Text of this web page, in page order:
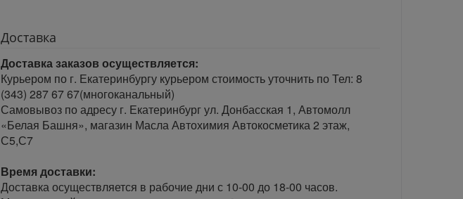
Доставка
Доставка заказов осуществляется:
Курьером по г. Екатеринбургу курьером стоимость уточнить по Тел: 8
(343) 287 67 67(многоканальный)
Самовывоз по адресу г. Екатеринбург ул. Донбасская 1, Автомолл
«Белая Башня», магазин Масла Автохимия Автокосметика 2 этаж,
С5,С7
Время доставки:
Доставка осуществляется в рабочие дни с 10-00 до 18-00 часов.